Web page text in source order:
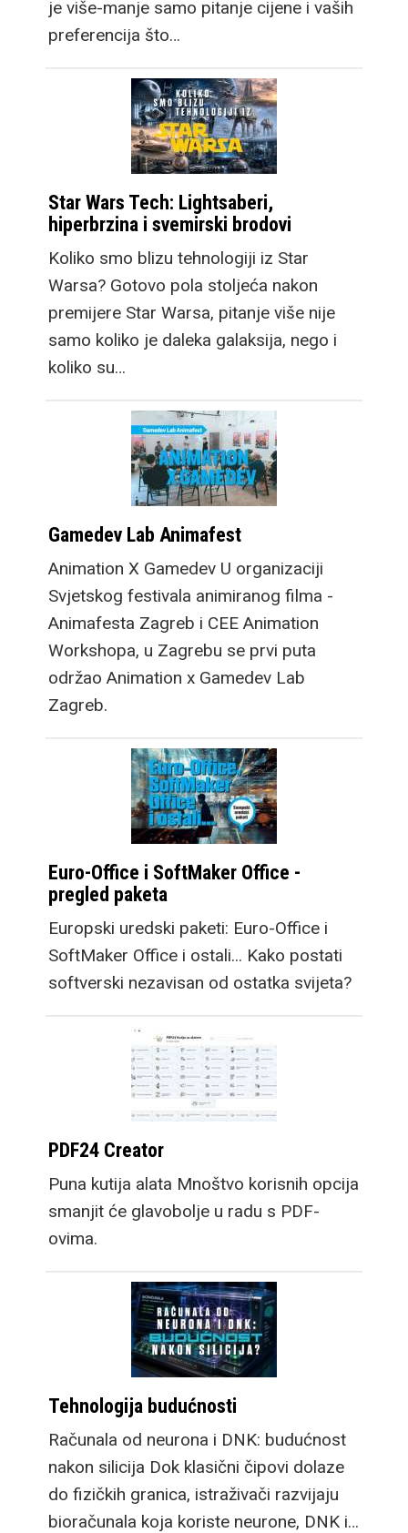
je više-manje samo pitanje cijene i vaših
preferencija što…
Star Wars Tech: Lightsaberi,
hiperbrzina i svemirski brodovi
Koliko smo blizu tehnologiji iz Star
Warsa? Gotovo pola stoljeća nakon
premijere Star Warsa, pitanje više nije
samo koliko je daleka galaksija, nego i
koliko su…
Gamedev Lab Animafest
Animation X Gamedev U organizaciji
Svjetskog festivala animiranog filma -
Animafesta Zagreb i CEE Animation
Workshopa, u Zagrebu se prvi puta
održao Animation x Gamedev Lab
Zagreb.
Euro-Office i SoftMaker Office -
pregled paketa
Europski uredski paketi: Euro-Office i
SoftMaker Office i ostali... Kako postati
softverski nezavisan od ostatka svijeta?
PDF24 Creator
Puna kutija alata Mnoštvo korisnih opcija
smanjit će glavobolje u radu s PDF-
ovima.
Tehnologija budućnosti
Računala od neurona i DNK: budućnost
nakon silicija Dok klasični čipovi dolaze
do fizičkih granica, istraživači razvijaju
bioračunala koja koriste neurone, DNK i…